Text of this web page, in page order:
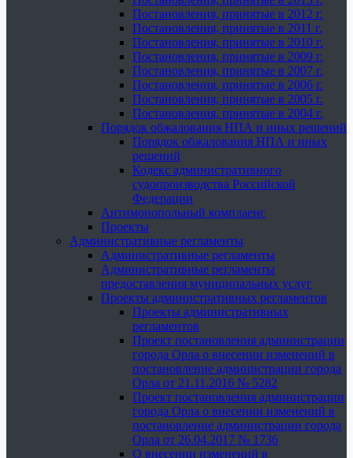
Постановления, принятые в 2012 г.
Постановления, принятые в 2011 г.
Постановления, принятые в 2010 г.
Постановления, принятые в 2009 г.
Постановления, принятые в 2007 г.
Постановления, принятые в 2006 г.
Постановления, принятые в 2005 г.
Постановления, принятые в 2004 г.
Порядок обжалования НПА и иных решений
Порядок обжалования НПА и иных
решений
Кодекс административного
судопроизводства Российской
Федерации
Антимонопольный комплаенс
Проекты
Административные регламенты
Административные регламенты
Административные регламенты
предоставления муниципальных услуг
Проекты административных регламентов
Проекты административных
регламентов
Проект постановления администрации
города Орла о внесении изменений в
постановление администрации города
Орла от 21.11.2016 № 5282
Проект постановления администрации
города Орла о внесении изменений в
постановление администрации города
Орла от 26.04.2017 № 1736
О внесении изменений в